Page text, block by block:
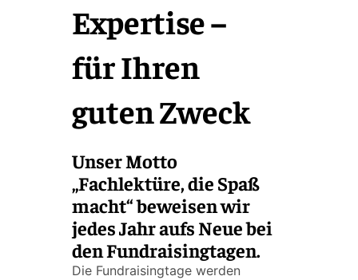
Expertise –
für Ihren
guten Zweck
Unser Motto
„Fachlektüre, die Spaß
macht“ beweisen wir
jedes Jahr aufs Neue bei
den Fundraisingtagen.
Die Fundraisingtage werden